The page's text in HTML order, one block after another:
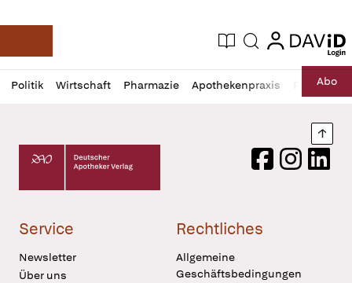
Deutsche Apotheker Zeitung
Aktuelle Ausgabe
Suche login
login
Politik Wirtschaft Pharmazie Apothekenpraxis RechtAbo
Profil
öffnen
Daz
Pur
Deutscher Apotheker Verlag Logo
FacebookInstagram
Service
Newsletter
Über uns
Rechtliches
Allgemeine
Geschäftsbedingungen